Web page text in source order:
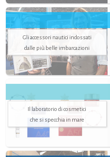
Gli accessori nautici indossati
dalle più belle imbarcazioni
Il laboratorio di cosmetici
che si specchia in mare